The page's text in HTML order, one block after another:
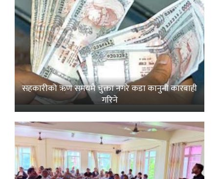
सहकारीको ऋण समयमै चुक्ता नगरे कडा कानुनी कारबाही
गरिने